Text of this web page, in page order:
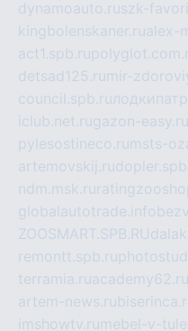
dynamoauto.ruszk-
kingbolenskaner.rualex-
act1.spb.ru
detsad125.ru mir-
council.spb.ru
iclub.net.rugazon-easy.ru
pylesostineco.ru msts-
artemovskij.ru
ndm.msk.ru
globalautotrade.info
ZOOSMART.SPB.RU
remontt.spb.ru
terramia.ruacademy62.ru
artem-news.ru
imshowtv.ru mebel-v-